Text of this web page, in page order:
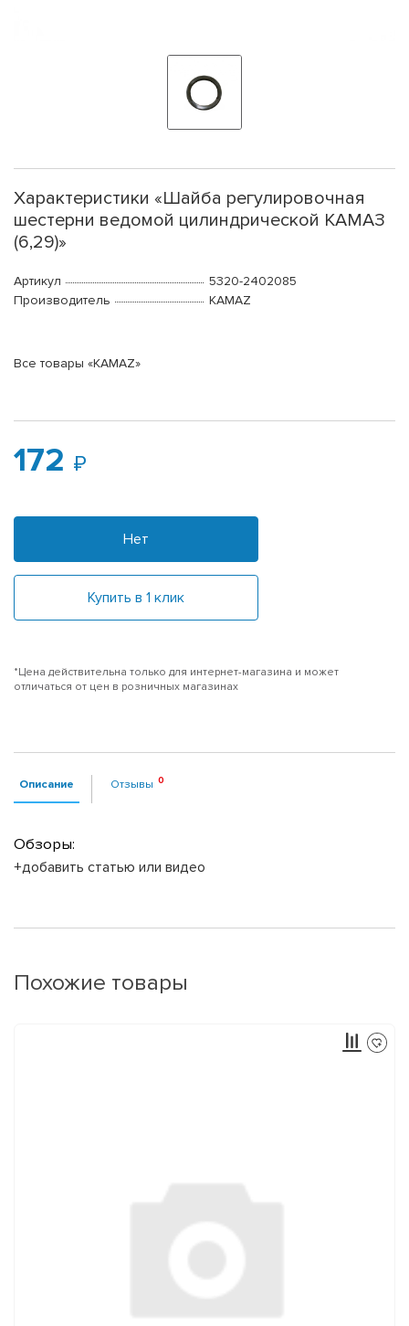
Характеристики «Шайба регулировочная
шестерни ведомой цилиндрической КАМАЗ
(6,29)»
Артикул
5320-2402085
Производитель
KAMAZ
Все товары «KAMAZ»
172
Нет
Купить в 1 клик
*Цена действительна только для интернет-магазина и может
отличаться от цен в розничных магазинах
Описание Отзывы
Обзоры:
+добавить статью или видео
Похожие товары